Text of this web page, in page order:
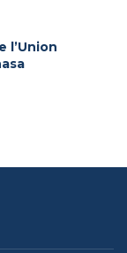
l’Union